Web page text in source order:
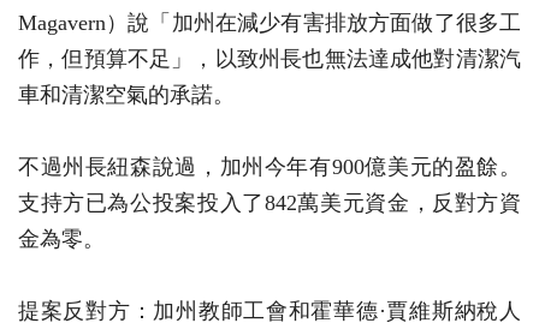
Magavern）說「加州在減少有害排放方面做了很多工
作，但預算不足」，以致州長也無法達成他對清潔汽
車和清潔空氣的承諾。
不過州長紐森說過，加州今年有900億美元的盈餘。
支持方已為公投案投入了842萬美元資金，反對方資
金為零。
提案反對方：加州教師工會和霍華德·賈維斯納稅人